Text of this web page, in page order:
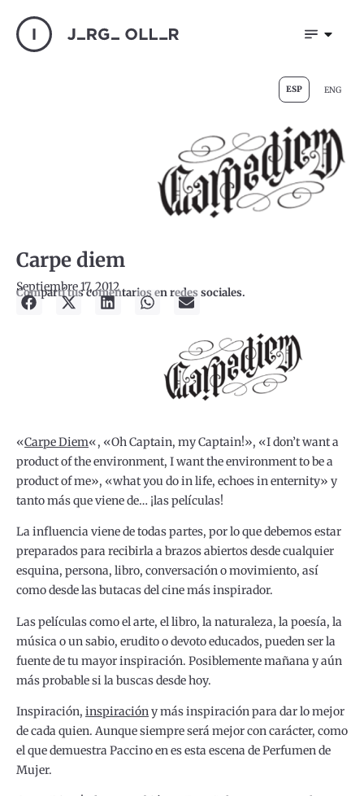
ESP ENG
Carpe diem
Septiembre 17, 2012
Compartí tus comentarios en redes sociales.
«Carpe Diem«, «Oh Captain, my Captain!», «I don’t want a
product of the environment, I want the environment to be a
product of me», «what you do in life, echoes in enternity» y
tanto más que viene de… ¡las películas!
La influencia viene de todas partes, por lo que debemos estar
preparados para recibirla a brazos abiertos desde cualquier
esquina, persona, libro, conversación o movimiento, así
como desde las butacas del cine más inspirador.
Las películas como el arte, el libro, la naturaleza, la poesía, la
música o un sabio, erudito o devoto educados, pueden ser la
fuente de tu mayor inspiración. Posiblemente mañana y aún
más probable si la buscas desde hoy.
Inspiración, inspiracióny más inspiración para dar lo mejor
de cada quien. Aunque siempre será mejor con carácter, como
el que demuestra Paccino en es esta escena de Perfumen de
Mujer.